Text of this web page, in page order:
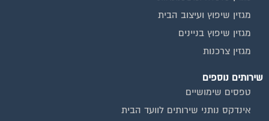
מגזין שיפוץ ועיצוב הבית
מגזין שיפוץ בניינים
מגזין צרכנות
שירותים נוספים
טפסים שימושיים
אינדקס נותני שירותים לוועד הבית